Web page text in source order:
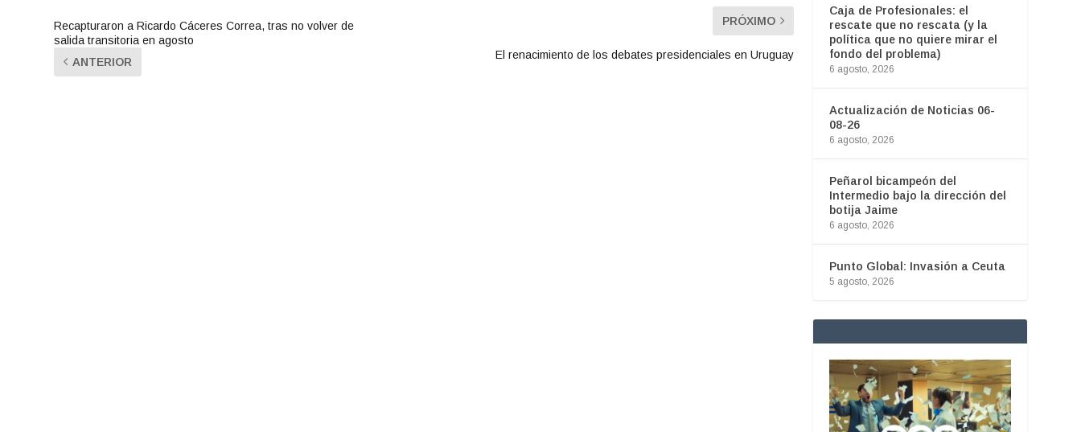
Recapturaron a Ricardo Cáceres Correa, tras no volver de
salida transitoria en agosto
ANTERIOR
PRÓXIMO
El renacimiento de los debates presidenciales en Uruguay
Caja de Profesionales: el
rescate que no rescata (y la
política que no quiere mirar el
fondo del problema)
6 agosto, 2026
Actualización de Noticias 06-
08-26
6 agosto, 2026
Peñarol bicampeón del
Intermedio bajo la dirección del
botija Jaime
6 agosto, 2026
Punto Global: Invasión a Ceuta
5 agosto, 2026